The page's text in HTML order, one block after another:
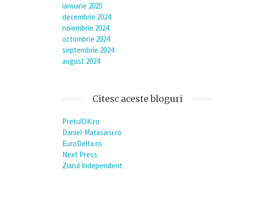
ianuarie 2025
decembrie 2024
noiembrie 2024
octombrie 2024
septembrie 2024
august 2024
Citesc aceste bloguri
PretulOK.ro
Daniel-Matasaru.ro
EuroDelta.ro
Next Press
Ziarul Independent